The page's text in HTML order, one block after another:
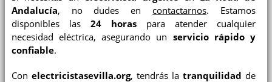
Andalucía, no dudes en contactarnos. Estamos
disponibles las 24 horaspara atender cualquier
necesidad eléctrica, asegurando un servicio rápido y
confiable.
Con electricistasevilla.org, tendrás la tranquilidad de